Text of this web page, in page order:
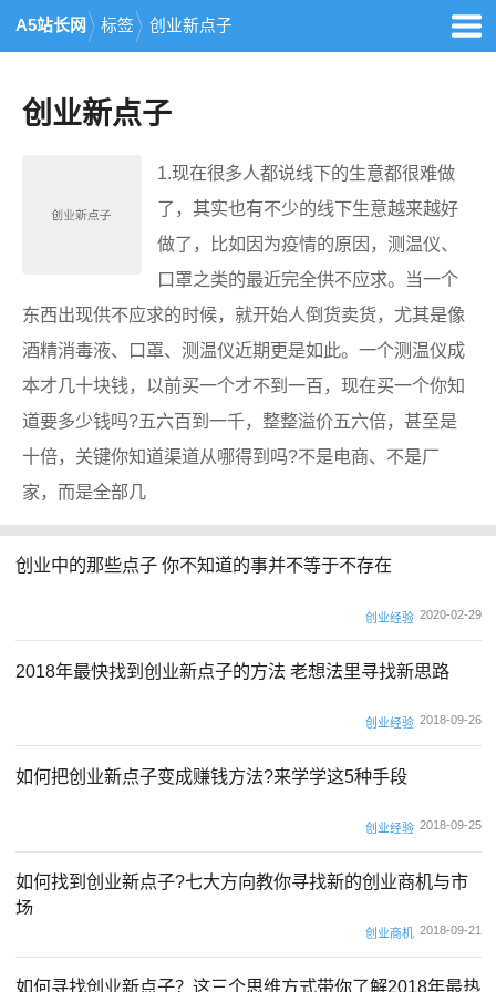
A5站长网 标签 创业新点子
创业新点子
1.现在很多人都说线下的生意都很难做
了，其实也有不少的线下生意越来越好
做了，比如因为疫情的原因，测温仪、
口罩之类的最近完全供不应求。当一个
东西出现供不应求的时候，就开始人倒货卖货，尤其是像
酒精消毒液、口罩、测温仪近期更是如此。一个测温仪成
本才几十块钱，以前买一个才不到一百，现在买一个你知
道要多少钱吗?五六百到一千，整整溢价五六倍，甚至是
十倍，关键你知道渠道从哪得到吗?不是电商、不是厂
家，而是全部几
创业中的那些点子 你不知道的事并不等于不存在
创业经验 2020-02-29
2018年最快找到创业新点子的方法 老想法里寻找新思路
创业经验 2018-09-26
如何把创业新点子变成赚钱方法?来学学这5种手段
创业经验 2018-09-25
如何找到创业新点子?七大方向教你寻找新的创业商机与市
场
创业商机 2018-09-21
如何寻找创业新点子？这三个思维方式带你了解2018年最热